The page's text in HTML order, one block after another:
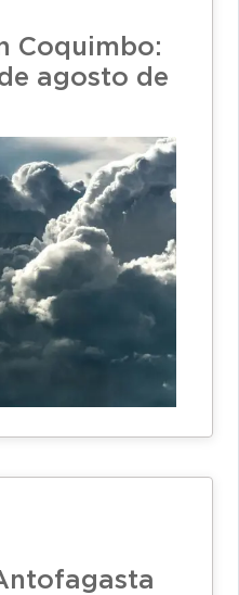
Coquimbo:
agosto de